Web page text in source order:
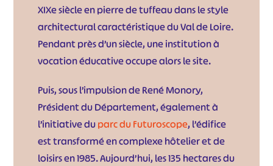
XIXe siècle en pierre de tuffeau dans le style
architectural caractéristique du Val de Loire.
Pendant près d’un siècle, une institution à
vocation éducative occupe alors le site.
Puis, sous l’impulsion de René Monory,
Président du Département, également à
l’initiative duparc du Futuroscope, l’édifice
est transformé en complexe hôtelier et de
loisirs en 1985. Aujourd’hui, les 135 hectares du